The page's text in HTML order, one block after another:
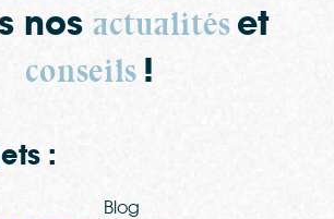
nos actualitéset
conseils !
:
Blog